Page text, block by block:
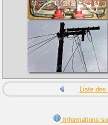
Liste des
Informations